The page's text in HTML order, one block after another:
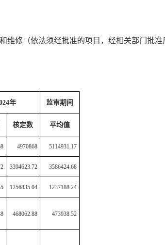
维修（依法须经批准的项目，经相关部门批准
年 监审期间
核定数 平均值
4970868 5114931.17
3394623.72 3586424.68
1256835.04 1237188.24
468062.88 473938.52